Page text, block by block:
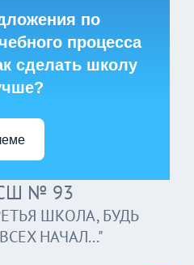
по
процесса
сделать школу
№ 93
ШКОЛА, БУДЬ
НАЧАЛ..."